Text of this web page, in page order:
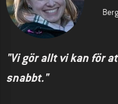
"Vi gör allt vi kan för
snabbt."